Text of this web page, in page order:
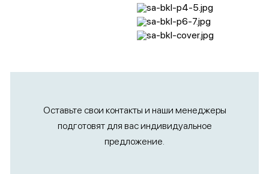
Оставьте свои контакты и наши менеджеры
подготовят для вас индивидуальное
предложение.